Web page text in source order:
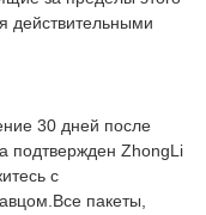
действительными
30 дней после
подтвержден ZhongLi
с
пакеты,